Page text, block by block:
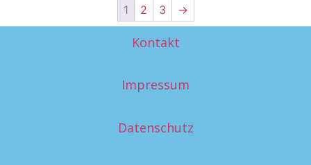
1 2 3 →
Kontakt
Impressum
Datenschutz